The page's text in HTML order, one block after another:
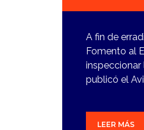
A fin de
Fomento al
inspeccionar
publicó el
LEER MÁS